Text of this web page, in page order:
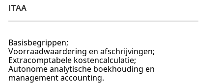
ITAA
Basisbegrippen;
Voorraadwaardering en afschrijvingen;
Extracomptabele kostencalculatie;
Autonome analytische boekhouding en
management accounting.